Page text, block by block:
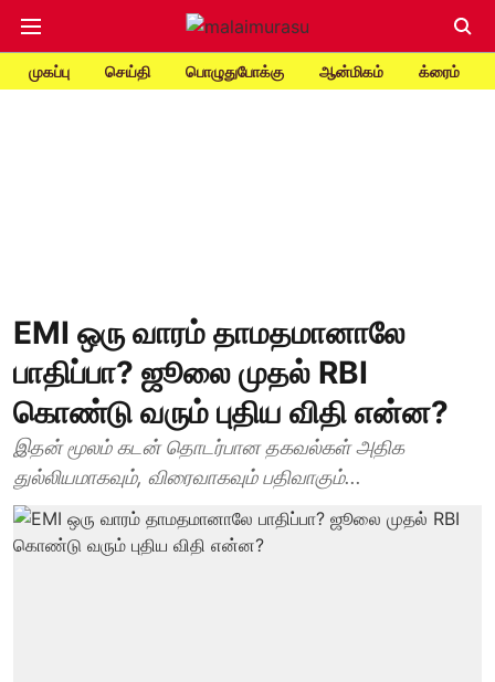
முகப்பு செய்தி பொழுதுபோக்கு ஆன்மிகம் க்ரைம்
EMI ஒரு வாரம் தாமதமானாலே
பாதிப்பா? ஜூலை முதல் RBI
கொண்டு வரும் புதிய விதி என்ன?
இதன் மூலம் கடன் தொடர்பான தகவல்கள் அதிக
துல்லியமாகவும், விரைவாகவும் பதிவாகும்...